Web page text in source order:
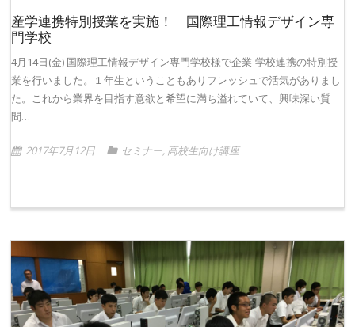
産学連携特別授業を実施！ 国際理工情報デザイン専
門学校
4月14日(金) 国際理工情報デザイン専門学校様で企業-学校連携の特別授
業を行いました。１年生ということもありフレッシュで活気がありまし
た。これから業界を目指す意欲と希望に満ち溢れていて、興味深い質
問…
2017年7月12日 セミナー, 高校生向け講座